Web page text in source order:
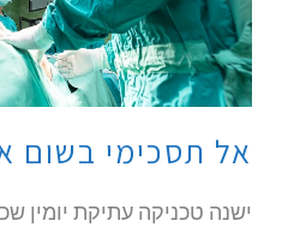
אל תסכימי בשום
ישנה טכניקה עתיקת יומין